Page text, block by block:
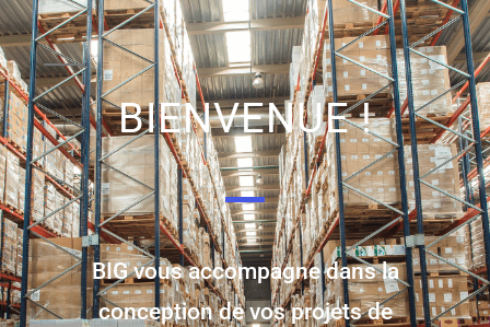
BIENVENUE !
BIG vous accompagne dans la
conception de vos projets de